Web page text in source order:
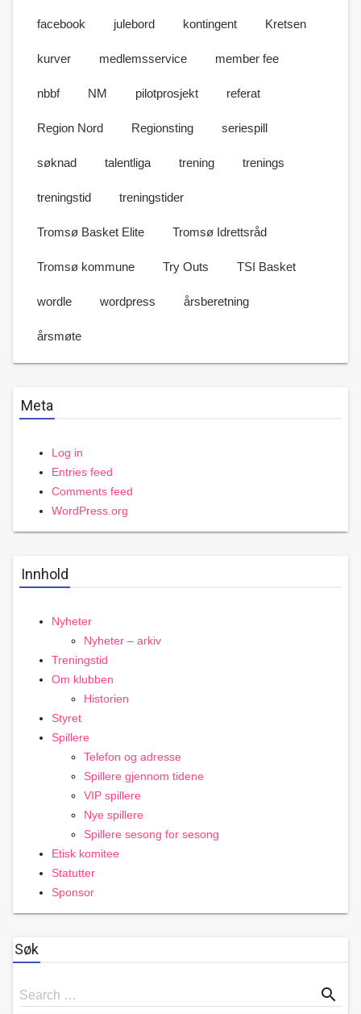
facebook julebord kontingent Kretsen
kurver medlemsservice member fee
nbbf NM pilotprosjekt referat
Region Nord Regionsting seriespill
søknad talentliga trening trenings
treningstid treningstider
Tromsø Basket Elite Tromsø Idrettsråd
Tromsø kommune Try Outs TSI Basket
wordle wordpress årsberetning
årsmøte
Meta
Log in
Entries feed
Comments feed
WordPress.org
Innhold
Nyheter
Nyheter – arkiv
Treningstid
Om klubben
Historien
Styret
Spillere
Telefon og adresse
Spillere gjennom tidene
VIP spillere
Nye spillere
Spillere sesong for sesong
Etisk komitee
Statutter
Sponsor
Søk
Search
for
Search … search